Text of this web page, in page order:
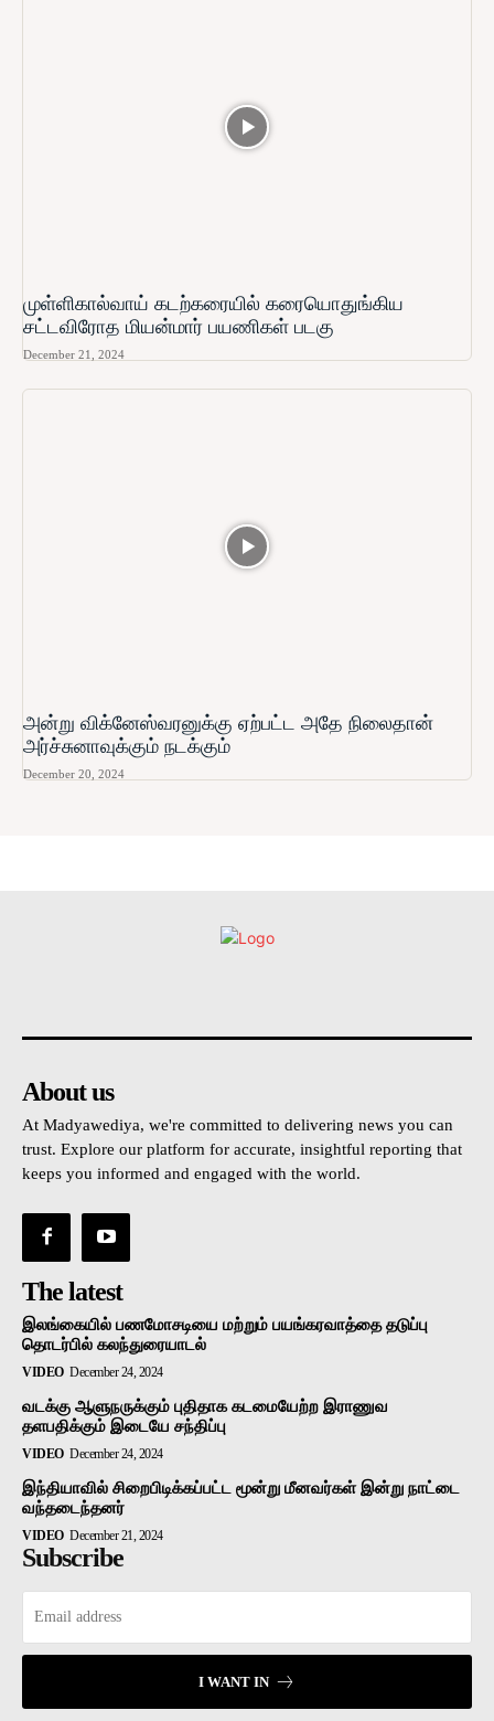
முள்ளிகால்வாய் கடற்கரையில் கரையொதுங்கிய
சட்டவிரோத மியன்மார் பயணிகள் படகு
December 21, 2024
அன்று விக்னேஸ்வரனுக்கு ஏற்பட்ட அதே நிலைதான்
அர்ச்சுனாவுக்கும் நடக்கும்
December 20, 2024
About us
At Madyawediya, we're committed to delivering news you can
trust. Explore our platform for accurate, insightful reporting that
keeps you informed and engaged with the world.
The latest
இலங்கையில் பணமோசடியை மற்றும் பயங்கரவாத்தை தடுப்பு
தொடர்பில் கலந்துரையாடல்
VIDEO December 24, 2024
வடக்கு ஆளுநருக்கும் புதிதாக கடமையேற்ற இராணுவ
தளபதிக்கும் இடையே சந்திப்பு
VIDEO December 24, 2024
இந்தியாவில் சிறைபிடிக்கப்பட்ட மூன்று மீனவர்கள் இன்று நாட்டை
வந்தடைந்தனர்
VIDEO December 21, 2024
Subscribe
I WANT IN